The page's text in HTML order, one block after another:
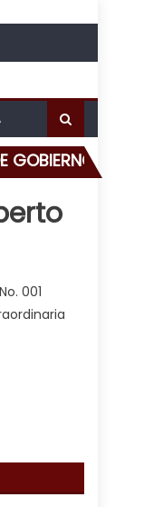
GOBIERNO
001